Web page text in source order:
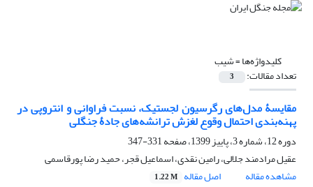
کلیدواژه‌ها =شیب
تعداد مقالات: 3
مقایسۀ مدل‌های رگرسیون لجستیک، نسبت فراوانی و انتروپی در
پهنه‌بندی احتمال وقوع لغزش ترانشه‌های جادۀ جنگلی
دوره 12، شماره 3، پاییز 1399، صفحه
331-347
عقیل مرادمند جلالی، رامین نقدی، اسماعیل قجر، حمید رضا پورقاسمی
مشاهده مقاله
اصل مقاله 1.22 M